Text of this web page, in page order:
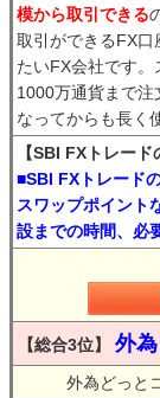
模から取引できる
取引ができるFX口
たいFX会社です
1000万通貨まで注
なってからも長く
【SBI FXトレード
■SBI FXトレード
スワップポイント
設までの時間、必
【総合3位】 外
外為どっと